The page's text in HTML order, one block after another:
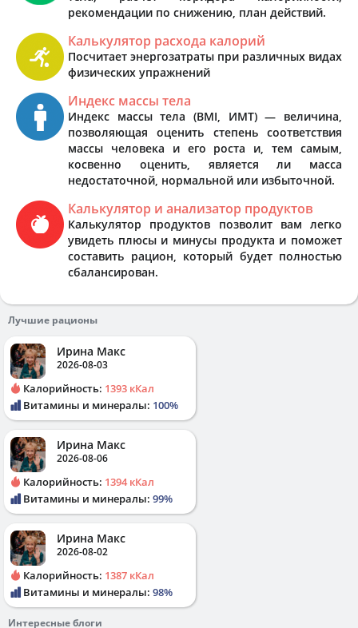
рекомендации по снижению, план действий.
Калькулятор расхода калорий
Посчитает энергозатраты при различных видах
физических упражнений
Индекс массы тела
Индекс массы тела (BMI, ИМТ) — величина,
позволяющая оценить степень соответствия
массы человека и его роста и, тем самым,
косвенно оценить, является ли масса
недостаточной, нормальной или избыточной.
Калькулятор и анализатор продуктов
Калькулятор продуктов позволит вам легко
увидеть плюсы и минусы продукта и поможет
составить рацион, который будет полностью
сбалансирован.
Лучшие рационы
Ирина Макс
2026-08-03
Калорийность: 1393 кКал
Витамины и минералы: 100%
Ирина Макс
2026-08-06
Калорийность: 1394 кКал
Витамины и минералы: 99%
Ирина Макс
2026-08-02
Калорийность: 1387 кКал
Витамины и минералы: 98%
Интересные блоги